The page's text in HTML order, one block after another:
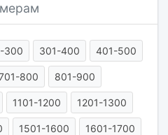
300 301-400 401-500
800 801-900
1101-1200 1201-1300
1501-1600 1601-1700